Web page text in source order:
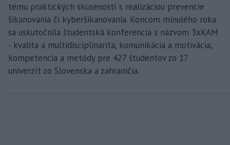
tému praktických skúseností s realizáciou prevencie
šikanovania či kyberšikanovania. Koncom minulého roka
sa uskutočnila študentská konferencia s názvom 3xKAM
- kvalita a multidisciplinarita, komunikácia a motivácia,
kompetencia a metódy pre 427 študentov zo 17
univerzít zo Slovenska a zahraničia.